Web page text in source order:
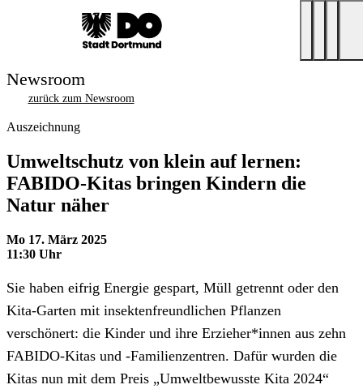
Newsroom
zurück zum Newsroom
Auszeichnung
Umweltschutz von klein auf lernen:
FABIDO-Kitas bringen Kindern die
Natur näher
Mo 17. März 2025
11:30 Uhr
Sie haben eifrig Energie gespart, Müll getrennt oder den
Kita-Garten mit insektenfreundlichen Pflanzen
verschönert: die Kinder und ihre Erzieher*innen aus zehn
FABIDO-Kitas und -Familienzentren. Dafür wurden die
Kitas nun mit dem Preis „Umweltbewusste Kita 2024“